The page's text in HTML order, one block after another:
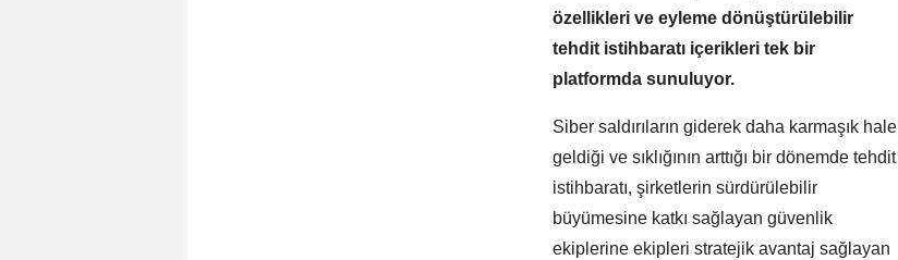
özellikleri ve eyleme dönüştürülebilir
tehdit istihbaratı içerikleri tek bir
platformda sunuluyor.
Siber saldırıların giderek daha karmaşık hale
geldiği ve sıklığının arttığı bir dönemde tehdit
istihbaratı, şirketlerin sürdürülebilir
büyümesine katkı sağlayan güvenlik
ekiplerine ekipleri stratejik avantaj sağlayan